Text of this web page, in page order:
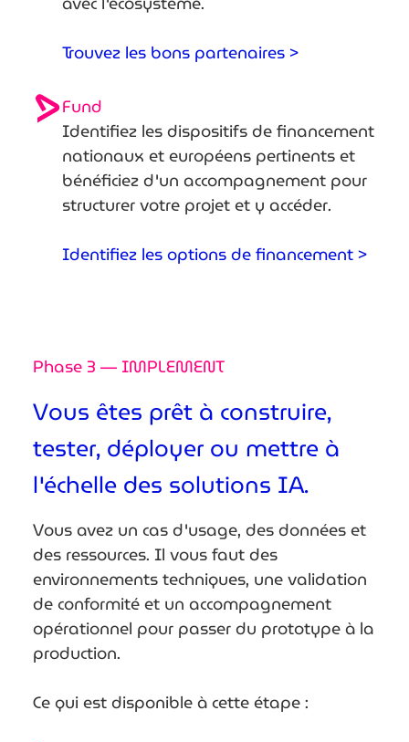
Trouvez les bons partenaires >
Fund
Identifiez les dispositifs de financement
nationaux et européens pertinents et
bénéficiez d'un accompagnement pour
structurer votre projet et y accéder.
Identifiez les options de financement >
Phase 3 — IMPLEMENT
Vous êtes prêt à construire,
tester, déployer ou mettre à
l'échelle des solutions IA.
Vous avez un cas d'usage, des données et
des ressources. Il vous faut des
environnements techniques, une validation
de conformité et un accompagnement
opérationnel pour passer du prototype à la
production.
Ce qui est disponible à cette étape :